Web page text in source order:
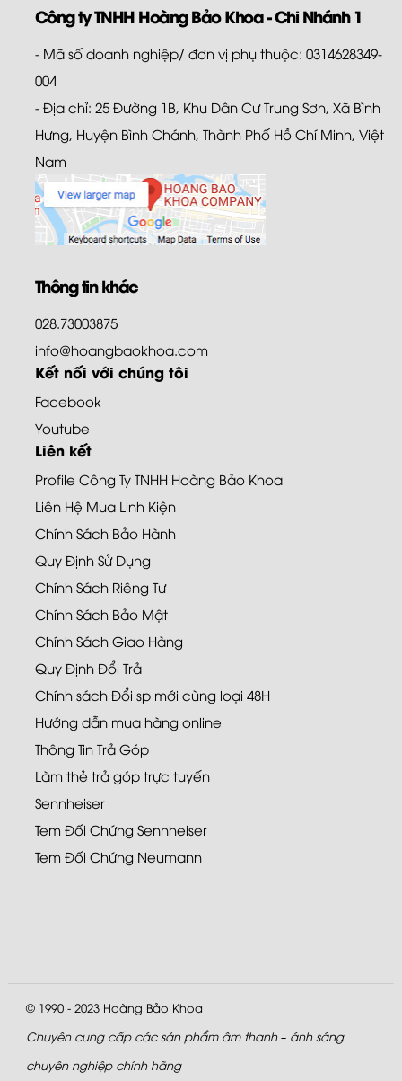
Công ty TNHH Hoàng Bảo Khoa - Chi Nhánh 1
- Mã số doanh nghiệp/ đơn vị phụ thuộc: 0314628349-
004
- Địa chỉ: 25 Đường 1B, Khu Dân Cư Trung Sơn, Xã Bình
Hưng, Huyện Bình Chánh, Thành Phố Hồ Chí Minh, Việt
Nam
Thông tin khác
028.73003875
info@hoangbaokhoa.com
Kết nối với chúng tôi
Facebook
Youtube
Liên kết
Profile Công Ty TNHH Hoàng Bảo Khoa
Liên Hệ Mua Linh Kiện
Chính Sách Bảo Hành
Quy Định Sử Dụng
Chính Sách Riêng Tư
Chính Sách Bảo Mật
Chính Sách Giao Hàng
Quy Định Đổi Trả
Chính sách Đổi sp mới cùng loại 48H
Hướng dẫn mua hàng online
Thông Tin Trả Góp
Làm thẻ trả góp trực tuyến
Sennheiser
Tem Đối Chứng Sennheiser
Tem Đối Chứng Neumann
© 1990 - 2023 Hoàng Bảo Khoa
Chuyên cung cấp các sản phẩm âm thanh – ánh sáng
chuyên nghiệp chính hãng